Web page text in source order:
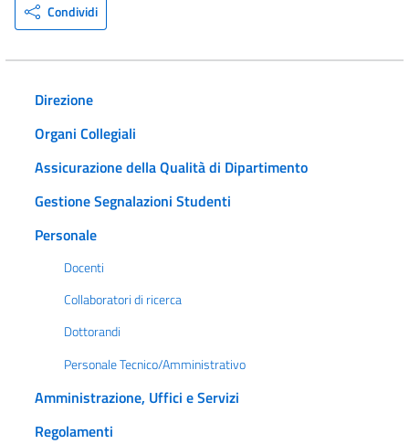
Condividi
Direzione
Organi Collegiali
Assicurazione della Qualità di Dipartimento
Gestione Segnalazioni Studenti
Personale
Docenti
Collaboratori di ricerca
Dottorandi
Personale Tecnico/Amministrativo
Amministrazione, Uffici e Servizi
Regolamenti